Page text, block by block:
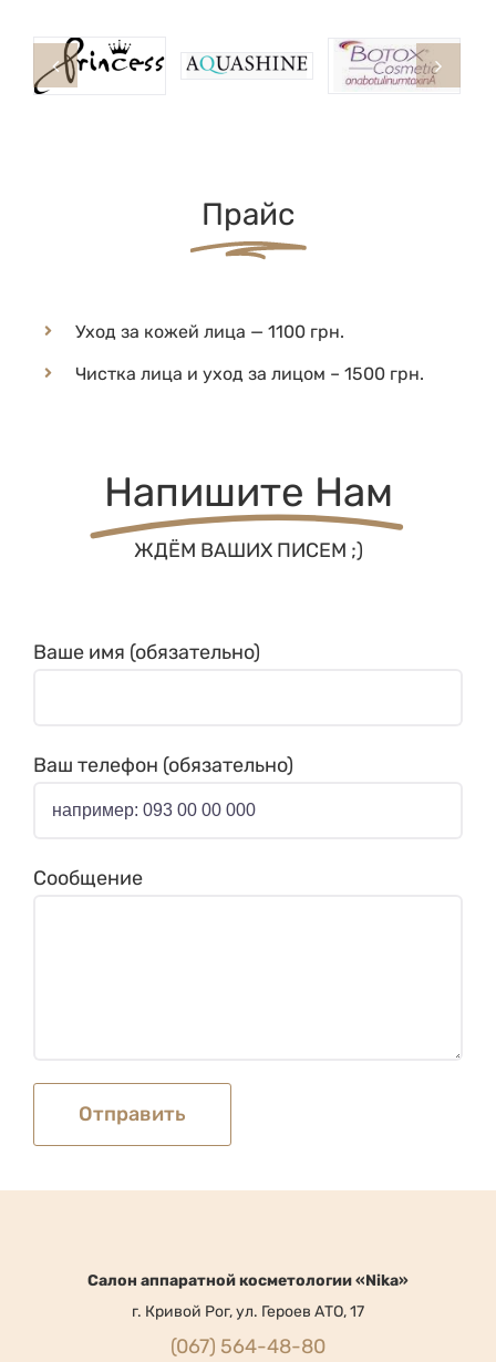
Прайс
Напишите Нам
Cалон аппаратной косметологии «Nika»
г. Кривой Рог, ул. Героев АТО, 17